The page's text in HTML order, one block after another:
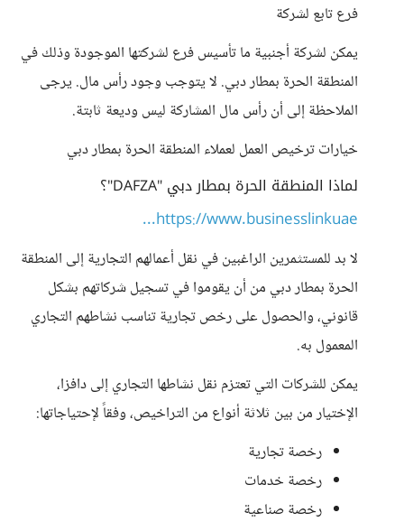
فرع تابع لشركة
يمكن لشركة أجنبية ما تأسيس فرع لشركتها الموجودة وذلك في
المنطقة الحرة بمطار دبي. لا يتوجب وجود رأس مال. يرجى
الملاحظة إلى أن رأس مال المشاركة ليس وديعة ثابتة.
خيارات ترخيص العمل لعملاء المنطقة الحرة بمطار دبي
لماذا المنطقة الحرة بمطار دبي "DAFZA"؟
https://www.businesslinkuae...
لا بد للمستثمرين الراغبين في نقل أعمالهم التجارية إلى المنطقة
الحرة بمطار دبي من أن يقوموا في تسجيل شركاتهم بشكل
قانوني، والحصول على رخص تجارية تناسب نشاطهم التجاري
المعمول به.
يمكن للشركات التي تعتزم نقل نشاطها التجاري إلى دافزا،
الإختيار من بين ثلاثة أنواع من التراخيص، وفقاً لإحتياجاتها:
رخصة تجارية
رخصة خدمات
رخصة صناعية